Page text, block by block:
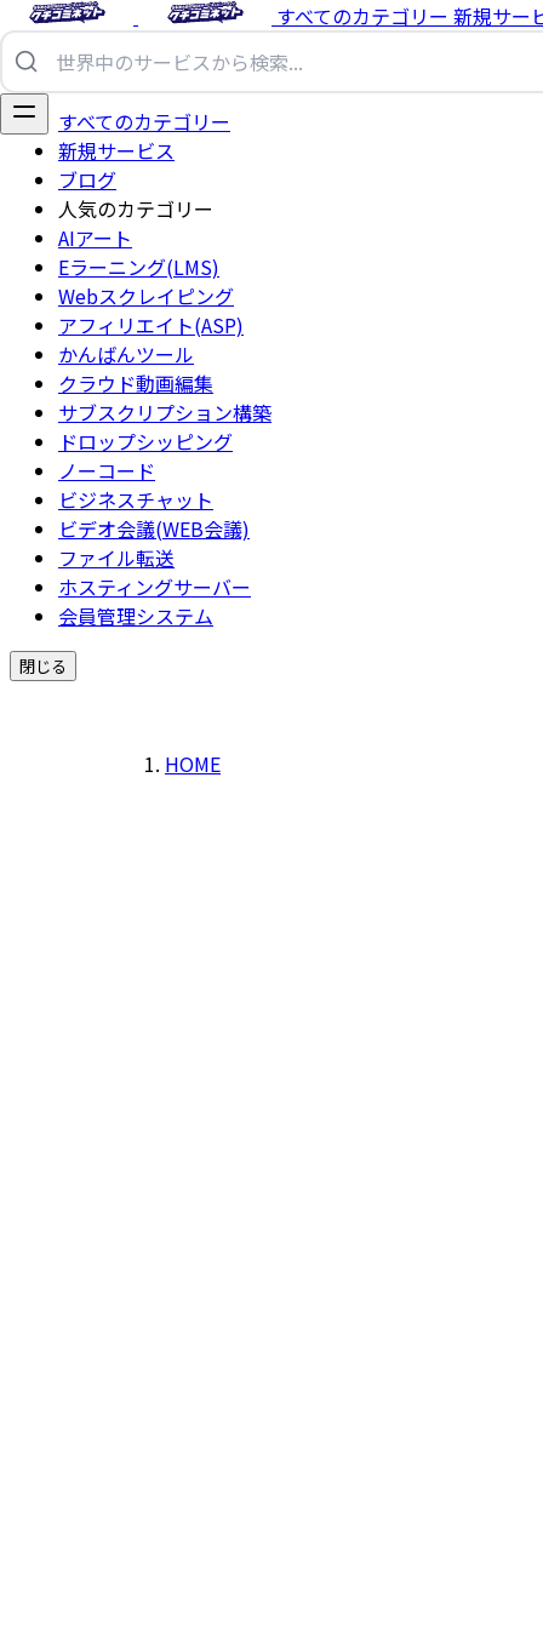
すべてのカテゴリー 新規サー
すべてのカテゴリー
新規サービス
ブログ
人気のカテゴリー
AIアート
Eラーニング(LMS)
Webスクレイピング
アフィリエイト(ASP)
かんばんツール
クラウド動画編集
サブスクリプション構築
ドロップシッピング
ノーコード
ビジネスチャット
ビデオ会議(WEB会議)
ファイル転送
ホスティングサーバー
会員管理システム
閉じる
HOME